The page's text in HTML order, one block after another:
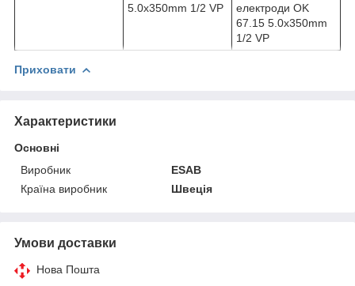
5.0x350mm 1/2 VP
електроди OK
67.15 5.0x350mm
1/2 VP
Приховати
Характеристики
Основні
Виробник
ESAB
Країна виробник
Швеція
Умови доставки
Нова Пошта